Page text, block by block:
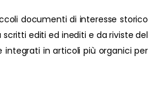
documenti di interesse storico
editi ed inediti e da riviste del
in articoli più organici per